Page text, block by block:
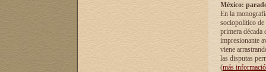
México:
En la
sociopolítico de
primera década
impresionante
viene
las disputas
(más